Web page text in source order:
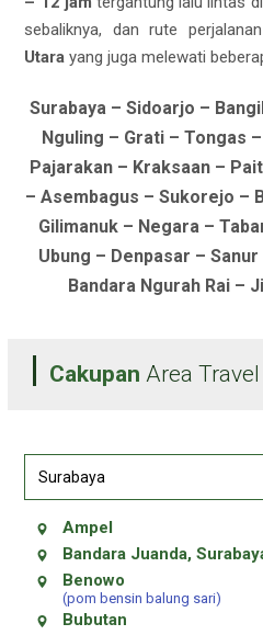
sebaliknya, dan rute
Utara yang juga melewati
Surabaya – Sidoarjo –
Nguling – Grati – Tongas
Pajarakan – Kraksaan –
– Asembagus – Sukorejo –
Gilimanuk – Negara –
Ubung – Denpasar –
Bandara Ngurah Rai –
Cakupan Area Travel
Ampel
Bandara Juanda,
Benowo
(pom bensin balung sari)
Bubutan